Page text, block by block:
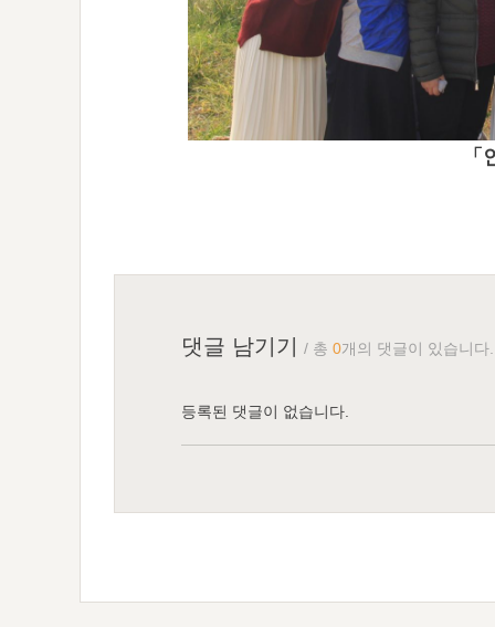
댓글 남기기 / 총 0개의 댓글이 있습니다.
등록된 댓글이 없습니다.